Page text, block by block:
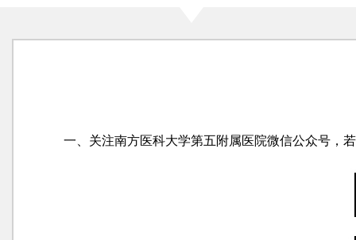
一、关注南方医科大学第五附属医院微信公众号，